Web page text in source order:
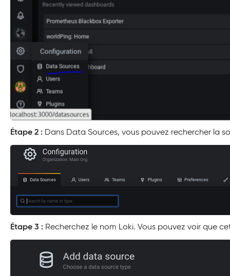
Étape 2 : Dans Data Sources, vous pouvez rechercher la
Étape 3 : Recherchez le nom Loki. Vous pouvez voir que